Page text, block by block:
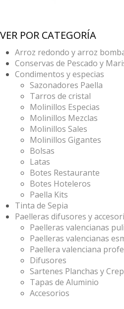
VER POR CATEGORÍA
Arroz redondo y arroz
Conservas de Pescado y
Condimentos y especias
Sazonadores Paella
Tarros de cristal
Molinillos Especias
Molinillos Mezclas
Molinillos Sales
Molinillos Gigantes
Bolsas
Latas
Botes Restaurante
Botes Hoteleros
Paella Kits
Tinta de Sepia
Paelleras difusores y
Paelleras valencianas
Paelleras valencianas
Paellera valenciana
Difusores
Sartenes Planchas y
Tapas de Aluminio
Accesorios